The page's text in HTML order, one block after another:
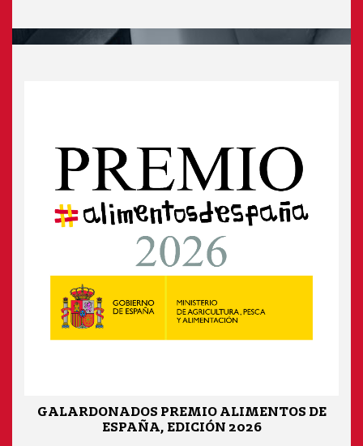
GALARDONADOS PREMIO ALIMENTOS DE
ESPAÑA, EDICIÓN 2026